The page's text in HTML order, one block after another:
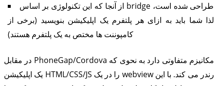
از آنجا که این تکنولوژی بر اساس bridge طراحی شده است،
لذا شما باید به ازای هر پلتفرم یک اپلیکیشن بنویسید (برخی از
کامپوننت ها مختص به یک پلتفرم هستند)
در مقابل PhoneGap/Cordova مکانیزم متفاوتی دارد به نحوی که
یک اپلیکیشن HTML/CSS/JS را در یک webview رندر می کند. با این